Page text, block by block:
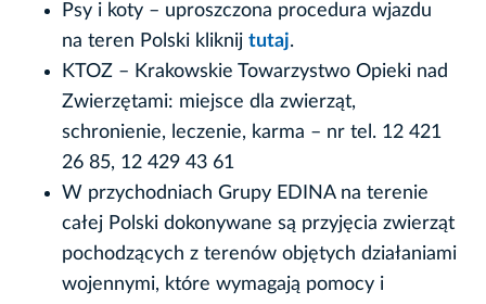
Psy i koty – uproszczona procedura wjazdu
na teren Polski kliknij tutaj.
KTOZ – Krakowskie Towarzystwo Opieki nad
Zwierzętami: miejsce dla zwierząt,
schronienie, leczenie, karma – nr tel. 12 421
26 85, 12 429 43 61
W przychodniach Grupy EDINA na terenie
całej Polski dokonywane są przyjęcia zwierząt
pochodzących z terenów objętych działaniami
wojennymi, które wymagają pomocy i